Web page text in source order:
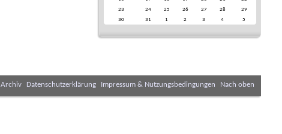
23
24 25 26 27 28
29
30
31 1 2 3 4 5
Archiv Datenschutzerklärung Impressum & Nutzungsbedingungen Nach oben